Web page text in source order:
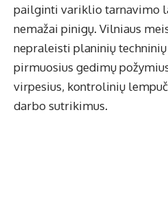
pailginti variklio tarnavimo
nemažai pinigų. Vilniaus
nepraleisti planinių
pirmuosius gedimų
virpesius, kontrolinių
darbo sutrikimus.